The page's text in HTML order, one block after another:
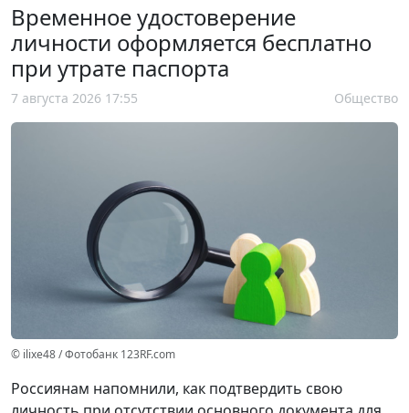
Временное удостоверение
личности оформляется бесплатно
при утрате паспорта
7 августа 2026 17:55 Общество
© ilixe48 / Фотобанк 123RF.com
Россиянам напомнили, как подтвердить свою